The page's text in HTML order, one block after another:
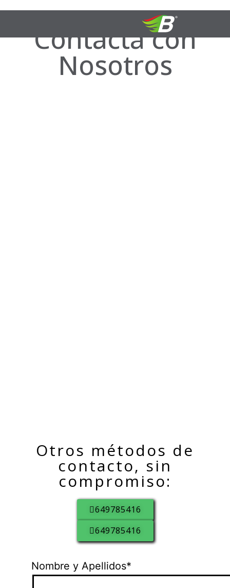
Contacta con
Nosotros
Otros métodos de
contacto, sin
compromiso:
649785416
649785416
Nombre y Apellidos*